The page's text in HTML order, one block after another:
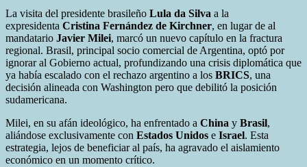
La visita del presidente brasileño Lula da Silva a la
expresidenta Cristina Fernández de Kirchner, en lugar de al
mandatario Javier Milei, marcó un nuevo capítulo en la fractura
regional. Brasil, principal socio comercial de Argentina, optó por
ignorar al Gobierno actual, profundizando una crisis diplomática que
ya había escalado con el rechazo argentino a los BRICS, una
decisión alineada con Washington pero que debilitó la posición
sudamericana.
Milei, en su afán ideológico, ha enfrentado a China y Brasil,
aliándose exclusivamente con Estados Unidos e Israel. Esta
estrategia, lejos de beneficiar al país, ha agravado el aislamiento
económico en un momento crítico.